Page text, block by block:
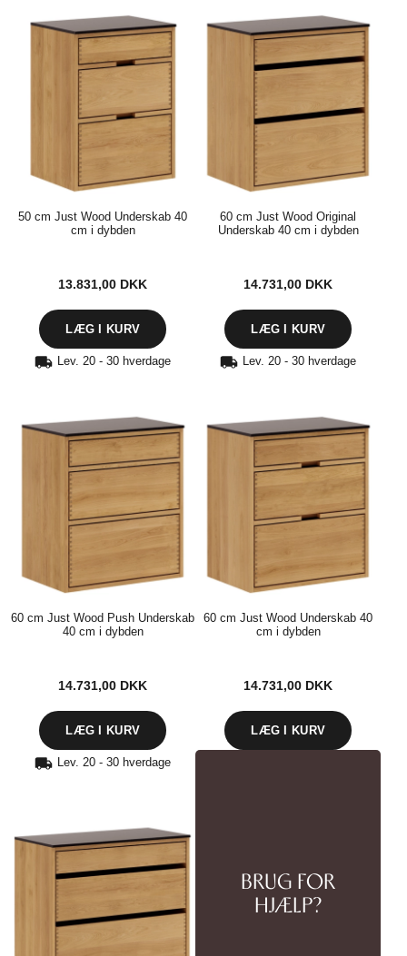
50 cm Just Wood Underskab 40
cm i dybden
13.831,00 DKK
60 cm Just Wood Original
Underskab 40 cm i dybden
14.731,00 DKK
Lev. 20 - 30 hverdage
60 cm Just Wood Push Underskab
40 cm i dybden
14.731,00 DKK
Lev. 20 - 30 hverdage
60 cm Just Wood Underskab 40
cm i dybden
14.731,00 DKK
Lev. 20 - 30 hverdage
BRUG FOR
HJÆLP?